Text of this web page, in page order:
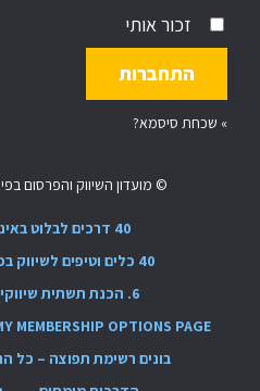
זכור אותי
» שכחת סיסמא?
© מועדון השיווק והפרסום
40 דרכים לבלוט באינסטגרם – וברשת
40 כלים וטיפים לשיווק בפייסבוק [ובאינטרנט]
6. הכנת תשתית שיווקית למכירת הקורס
MEMBERSHIP OPTIONS PAGE
בונים רשימת תפוצה – כל